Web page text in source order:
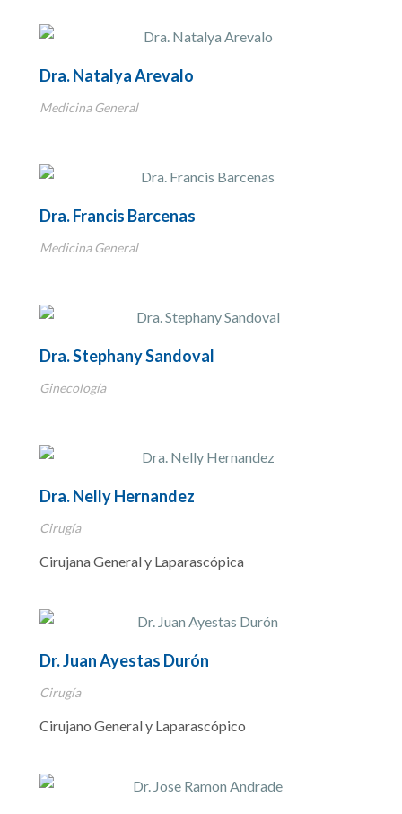
Dra. Natalya Arevalo
Medicina General
Dra. Francis Barcenas
Medicina General
Dra. Stephany Sandoval
Ginecología
Dra. Nelly Hernandez
Cirugía
Cirujana General y Laparascópica
Dr. Juan Ayestas Durón
Cirugía
Cirujano General y Laparascópico